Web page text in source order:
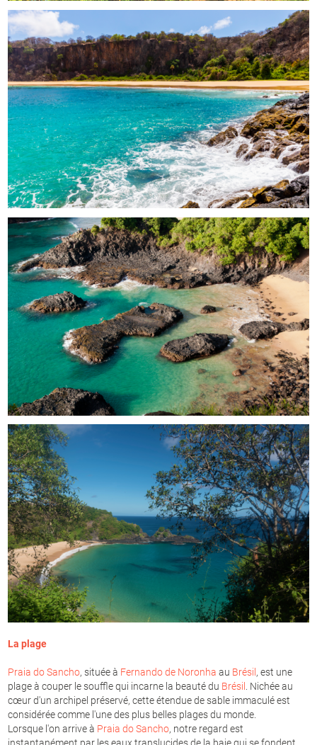
La plage
Praia do Sancho, située à Fernando de Noronha au Brésil , est une
plage à couper le souffle qui incarne la beauté du Brésil . Nichée au
cœur d'un archipel préservé, cette étendue de sable immaculé est
considérée comme l'une des plus belles plages du monde.
Lorsque l'on arrive à Praia do Sancho, notre regard est